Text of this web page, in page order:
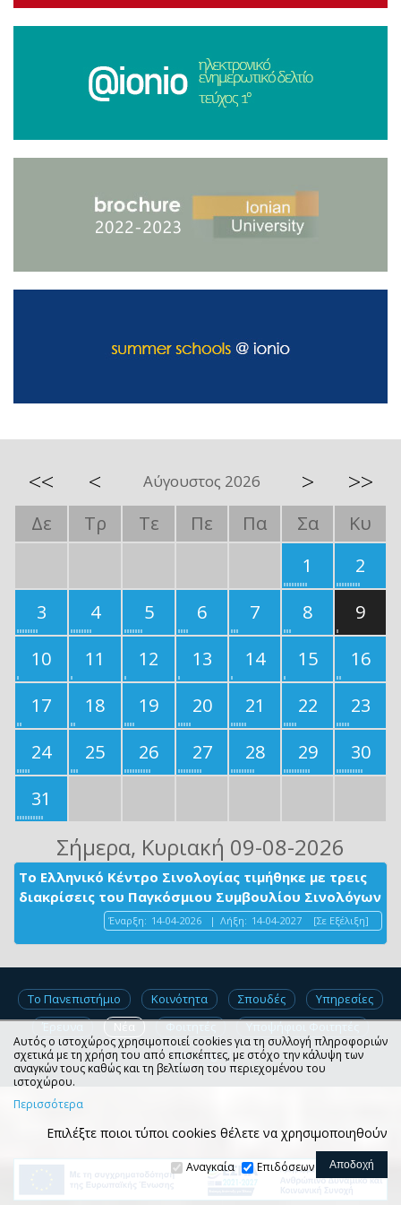
<< < Αύγουστος 2026 > >>
Δε Τρ Τε Πε Πα Σα
Κυ
1
2
3
4 5 6 7 8
9
10
11 12 13 14 15
16
17
18 19 20 21 22
23
24
25 26 27 28 29
30
31
Σήμερα, Κυριακή 09-08-2026
Το Ελληνικό Κέντρο Σινολογίας τιμήθηκε με τρεις
διακρίσεις του Παγκόσμιου Συμβουλίου Σινολόγων
Έναρξη: 14-04-2026 | Λήξη: 14-04-2027 [Σε Εξέλιξη]
Το Πανεπιστήμιο Κοινότητα Σπουδές
Υπηρεσίες
Έρευνα
Νέα Φοιτητές
Υποψήφιοι Φοιτητές
Ionio.gr
Αυτός ο ιστοχώρος χρησιμοποιεί cookies για τη συλλογή πληροφοριών
σχετικά με τη χρήση του από επισκέπτες, με στόχο την κάλυψη των
αναγκών τους καθώς και τη βελτίωση του περιεχομένου του
ιστοχώρου.
Περισσότερα
Επιλέξτε ποιοι τύποι cookies θέλετε να χρησιμοποιηθούν
Αναγκαία Επιδόσεων